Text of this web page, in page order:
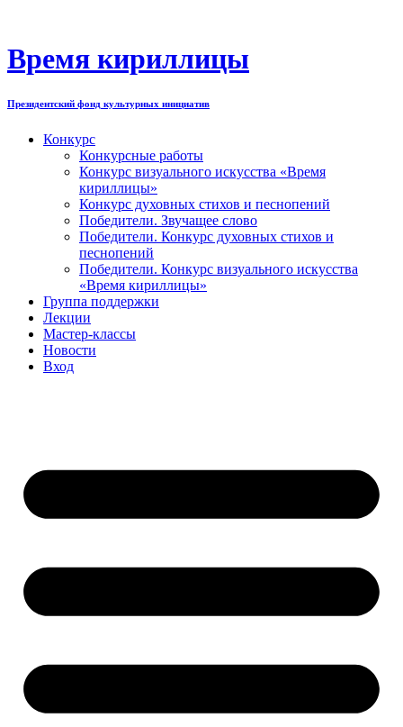
содержимому
Время кириллицы
Президентский фонд культурных инициатив
Конкурс
Конкурсные работы
Конкурс визуального искусства «Время
кириллицы»
Конкурс духовных стихов и песнопений
Победители. Звучащее слово
Победители. Конкурс духовных стихов и
песнопений
Победители. Конкурс визуального искусства
«Время кириллицы»
Группа поддержки
Лекции
Мастер-классы
Новости
Вход